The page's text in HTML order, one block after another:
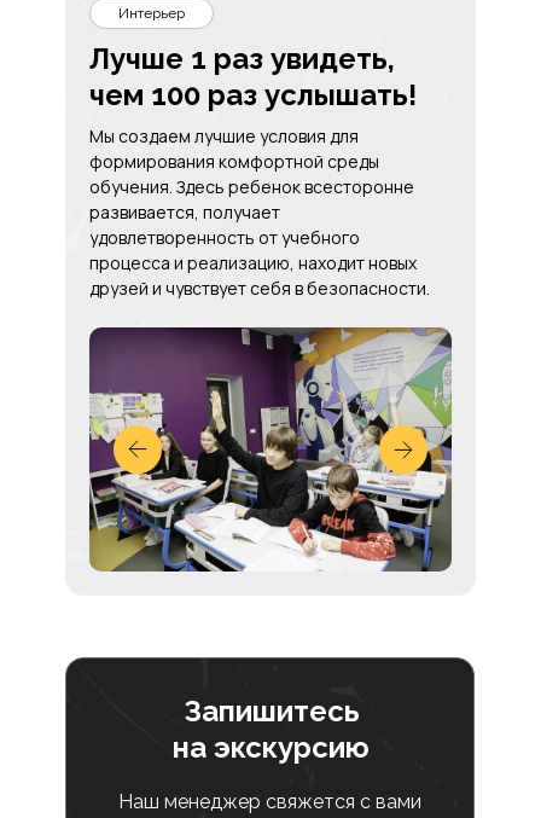
Лучше 1 раз увидеть,
чем 100 раз услышать!
Интерьер
Мы создаем лучшие условия для
формирования комфортной среды
обучения. Здесь ребенок всесторонне
развивается, получает
удовлетворенность от учебного
процесса и реализацию, находит новых
друзей и чувствует себя в безопасности.
Запишитесь
на экскурсию
Наш менеджер свяжется с вами